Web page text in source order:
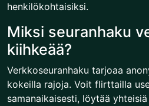
henkilökohtaisiksi.
Miksi seuranhaku
kiihkeää?
Verkkoseuranhaku tarjoaa
kokeilla rajoja. Voit flirttailla
samanaikaisesti, löytää